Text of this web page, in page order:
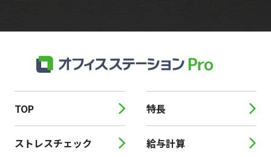
TOP 特長
ストレスチェック 給与計算